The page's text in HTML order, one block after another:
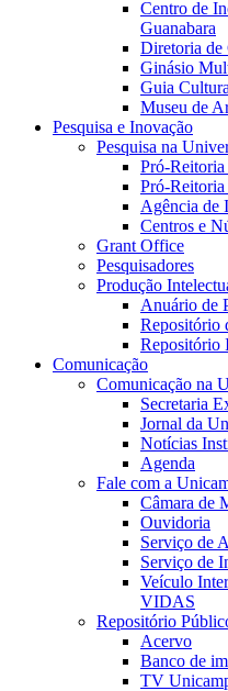
Centro de
Guanabara
Diretoria
Ginásio
Guia
Museu de
Pesquisa e Inovação
Pesquisa na
Pró-Reitoria
Pró-Reitoria
Agência de
Centros e
Grant Office
Pesquisadores
Produção
Anuário de
Repositório
Repositório
Comunicação
Comunicação na
Secretaria
Jornal da
Notícias
Agenda
Fale com a
Câmara de
Ouvidoria
Serviço de
Serviço de
Veículo
VIDAS
Repositório
Acervo
Banco de
TV